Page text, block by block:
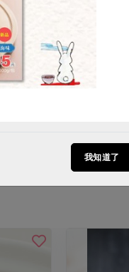
$57
我知道了